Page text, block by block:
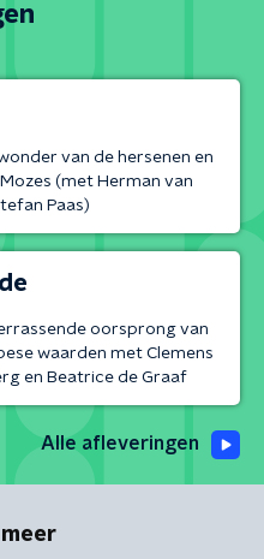
van de hersenen en
(met Herman van
Paas)
oorsprong van
waarden met Clemens
en Beatrice de Graaf
Alle afleveringen